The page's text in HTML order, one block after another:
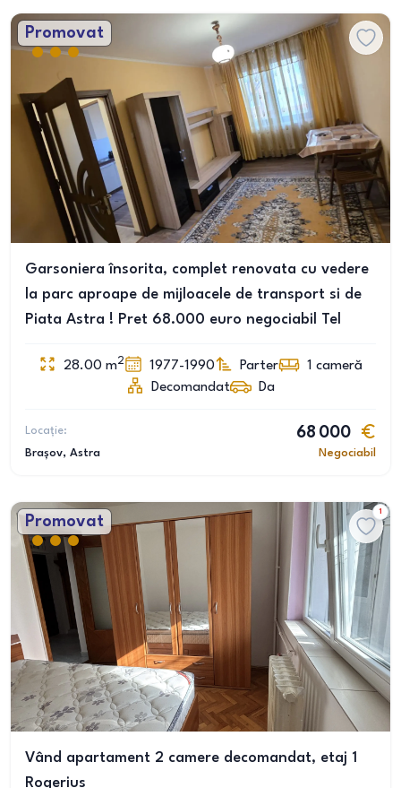
Promovat
Garsoniera însorita, complet renovata cu vedere
la parc aproape de mijloacele de transport si de
Piata Astra ! Pret 68.000 euro negociabil Tel
28.00 m2 1977-1990 Parter 1 cameră
Decomandat
Da
Locație:
Brașov, Astra
68 000
Negociabil
Promovat
1
Vând apartament 2 camere decomandat, etaj 1
Rogerius